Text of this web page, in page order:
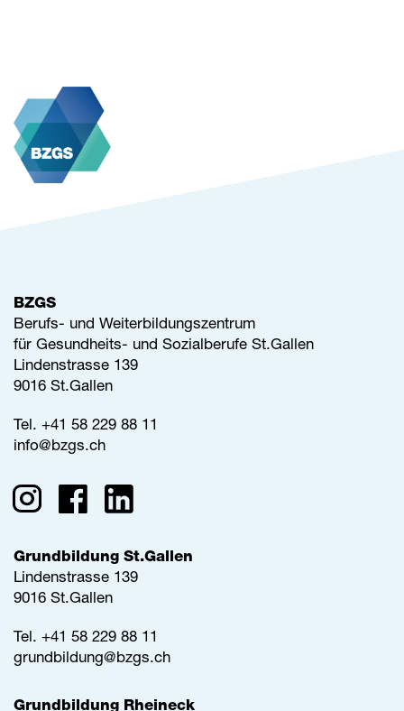
BZGS
Berufs- und Weiterbildungszentrum
für Gesundheits- und Sozialberufe St.Gallen
Lindenstrasse 139
9016 St.Gallen
Tel. +41 58 229 88 11
info@bzgs.ch
Grundbildung St.Gallen
Lindenstrasse 139
9016 St.Gallen
Tel. +41 58 229 88 11
grundbildung@bzgs.ch
Grundbildung Rheineck